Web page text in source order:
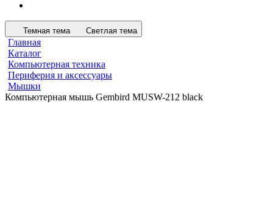
Темная тема Светлая тема
Главная
Каталог
Компьютерная техника
Периферия и аксессуары
Мышки
Компьютерная мышь Gembird MUSW-212 black